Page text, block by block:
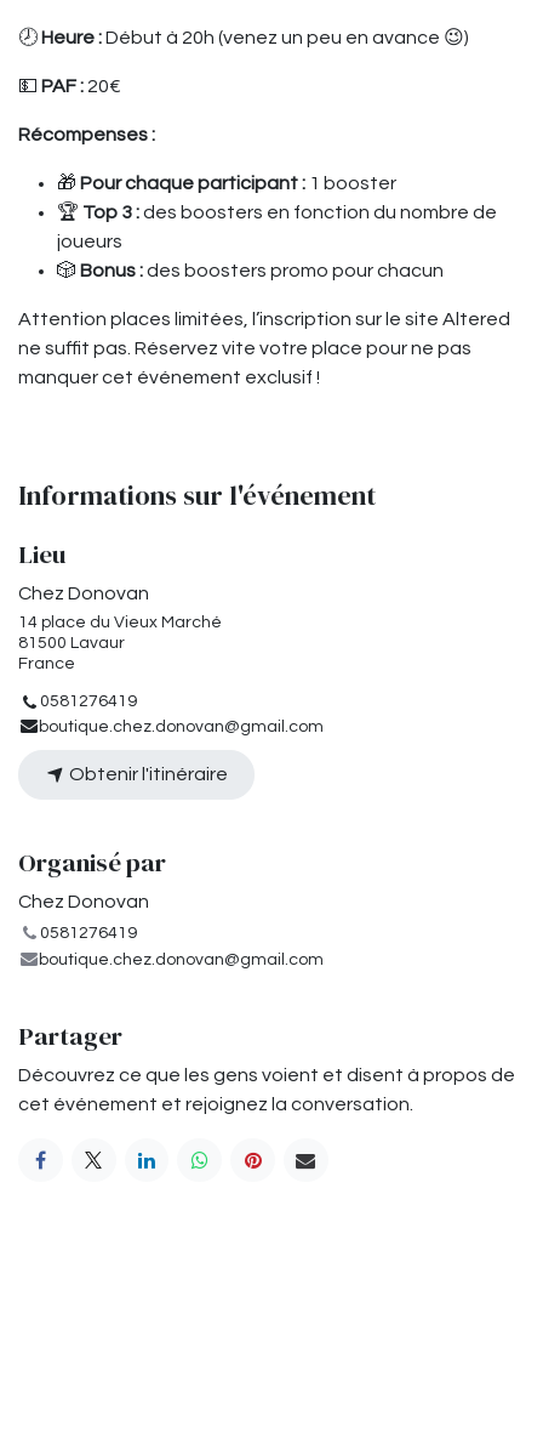
🕗 Heure :Début à 20h (venez un peu en avance 😉)
💵 PAF : 20€
Récompenses :
🎁 Pour chaque participant : 1 booster
🏆 Top 3 :des boosters en fonction du nombre de
joueurs
🎲 Bonus :des boosters promo pour chacun
Attention places limitées, l’inscription sur le site Altered
ne suffit pas. Réservez vite votre place pour ne pas
manquer cet événement exclusif !
Informations sur l'événement
Lieu
Chez Donovan
14 place du Vieux Marché
81500 Lavaur
France
0581276419
boutique.chez.donovan@gmail.com
Obtenir l'itinéraire
Organisé par
Chez Donovan
0581276419
boutique.chez.donovan@gmail.com
Partager
Découvrez ce que les gens voient et disent à propos de
cet événement et rejoignez la conversation.